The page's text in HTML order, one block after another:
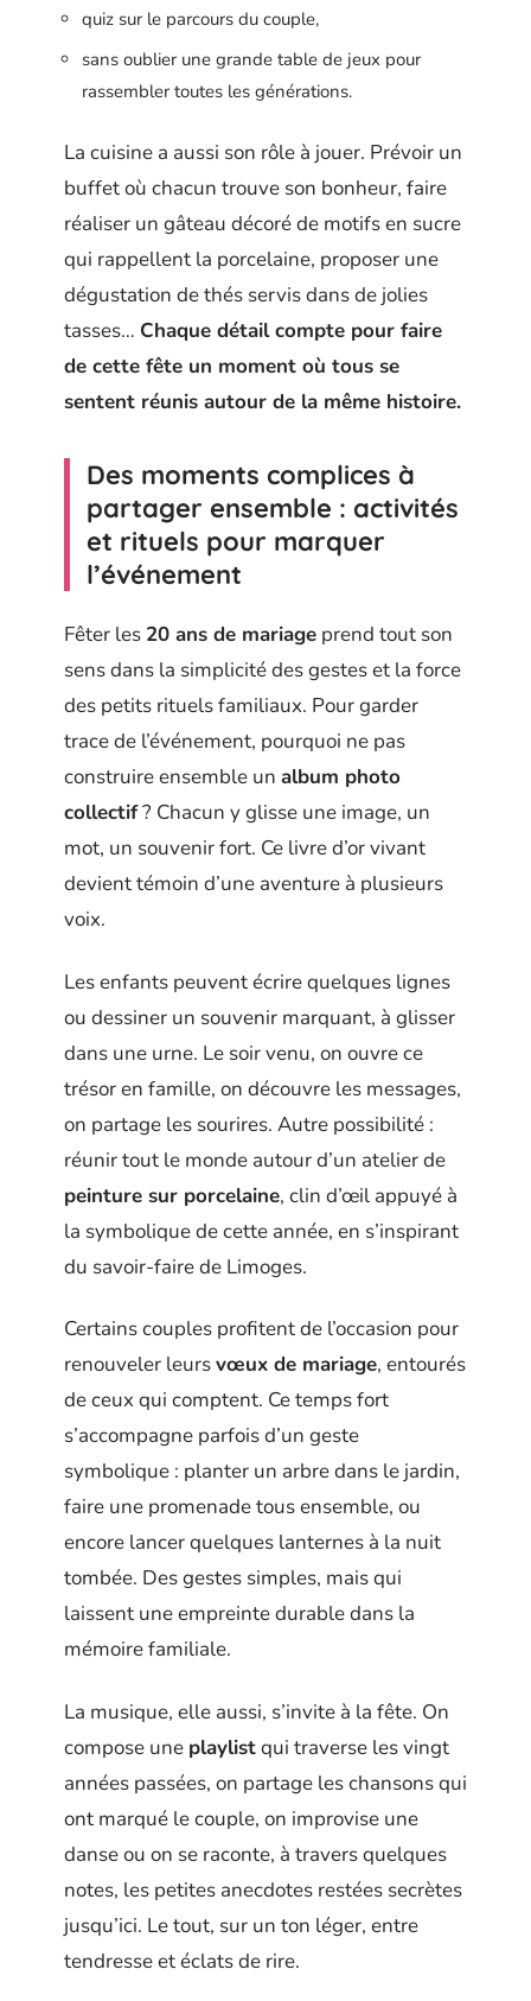
quiz sur le parcours du couple,
sans oublier une grande table de jeux pour
rassembler toutes les générations.
La cuisine a aussi son rôle à jouer. Prévoir un
buffet où chacun trouve son bonheur, faire
réaliser un gâteau décoré de motifs en sucre
qui rappellent la porcelaine, proposer une
dégustation de thés servis dans de jolies
tasses… Chaque détail compte pour faire
de cette fête un moment où tous se
sentent réunis autour de la même histoire.
Des moments complices à
partager ensemble : activités
et rituels pour marquer
l’événement
Fêter les 20 ans de mariage prend tout son
sens dans la simplicité des gestes et la force
des petits rituels familiaux. Pour garder
trace de l’événement, pourquoi ne pas
construire ensemble un album photo
collectif? Chacun y glisse une image, un
mot, un souvenir fort. Ce livre d’or vivant
devient témoin d’une aventure à plusieurs
voix.
Les enfants peuvent écrire quelques lignes
ou dessiner un souvenir marquant, à glisser
dans une urne. Le soir venu, on ouvre ce
trésor en famille, on découvre les messages,
on partage les sourires. Autre possibilité :
réunir tout le monde autour d’un atelier de
peinture sur porcelaine, clin d’œil appuyé à
la symbolique de cette année, en s’inspirant
du savoir-faire de Limoges.
Certains couples profitent de l’occasion pour
renouveler leursvœux de mariage, entourés
de ceux qui comptent. Ce temps fort
s’accompagne parfois d’un geste
symbolique : planter un arbre dans le jardin,
faire une promenade tous ensemble, ou
encore lancer quelques lanternes à la nuit
tombée. Des gestes simples, mais qui
laissent une empreinte durable dans la
mémoire familiale.
La musique, elle aussi, s’invite à la fête. On
compose une playlistqui traverse les vingt
années passées, on partage les chansons qui
ont marqué le couple, on improvise une
danse ou on se raconte, à travers quelques
notes, les petites anecdotes restées secrètes
jusqu’ici. Le tout, sur un ton léger, entre
tendresse et éclats de rire.